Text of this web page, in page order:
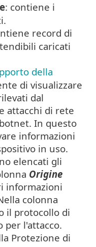
: contiene i
record di
caricati
della
di visualizzare
dal
attacchi di rete
In questo
informazioni
in uso.
elencati gli
Origine
informazioni
colonna
il protocollo di
per l'attacco.
Protezione di